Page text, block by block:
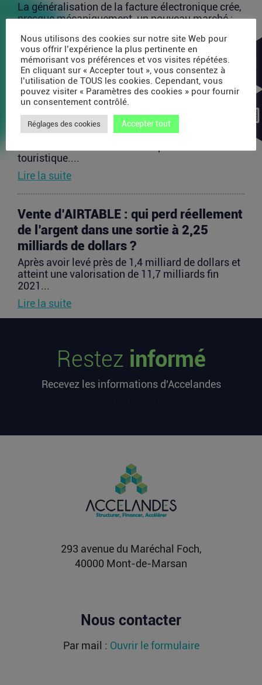
La généralisation de la facture électronique crée,
presque mécaniquement, un nouveau marché :
Lire la suite
TravelTech : comment HandleVisa
digitalise l’accompagnement des
voyageurs
Les formalités de voyage demeurent l’une des
touristique....
Lire la suite
Vente d’AIRTABLE : qui perd réellement
de l’argent dans une sortie à 2,25
milliards de dollars ?
Après avoir levé près de 1,4 milliard de dollars et
atteint une valorisation de 11,7 milliards fin
2021...
Lire la suite
profil et comment candidater ?
2026 les futurs participants français du Projet
affluent vers les futurs moteurs de l’IA
Alors que l’entraînement des grands modèles a
longtemps concentré les investissements, les
Restez informé
Recevez les informations d'Accelandes
293 avenue du Maréchal Foch,
40000 Mont-de-Marsan
Nous contacter
Par mail : Ouvrir le formulaire
Nous utilisons des cookies sur notre site Web pour
vous offrir l’expérience la plus pertinente en
mémorisant vos préférences et vos visites répétées.
En cliquant sur « Accepter tout », vous consentez à
l’utilisation de TOUS les cookies. Cependant, vous
pouvez visiter « Paramètres des cookies » pour fournir
un consentement contrôlé.
Réglages des cookies Accepter tout